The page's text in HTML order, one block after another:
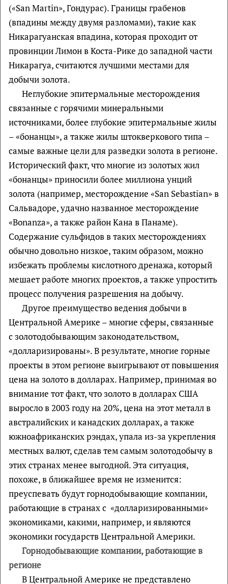
(«San Martin», Гондурас). Границы грабенов
(впадины между двумя разломами), такие как
Никарагуанская впадина, которая проходит от
провинции Лимон в Коста-Рике до западной части
Никарагуа, считаются лучшими местами для
добычи золота.
Неглубокие эпитермальные месторождения
связанные с горячими минеральными
источниками, более глубокие эпитермальные жилы
– «бонанцы», а также жилы штокверкового типа –
самые важные цели для разведки золота в регионе.
Исторический факт, что многие из золотых жил
«бонанцы» приносили более миллиона унций
золота (например, месторождение «San Sebastian» в
Сальвадоре, удачно названное месторождение
«Bonanza», а также район Кана в Панаме).
Содержание сульфидов в таких месторождениях
обычно довольно низкое, таким образом, можно
избежать проблемы кислотного дренажа, который
мешает работе многих проектов, а также упростить
процесс получения разрешения на добычу.
Другое преимущество ведения добычи в
Центральной Америке – многие сферы, связанные
с золотодобывающим законодательством,
«долларизированы». В результате, многие горные
проекты в этом регионе выигрывают от повышения
цена на золото в долларах. Например, принимая во
внимание тот факт, что золото в долларах США
выросло в 2003 году на 20%, цена на этот металл в
австралийских и канадских долларах, а также
южноафриканских рэндах, упала из-за укрепления
местных валют, сделав тем самым золотодобычу в
этих странах менее выгодной. Эта ситуация,
похоже, в ближайшее время не изменится:
преуспевать будут горнодобывающие компании,
работающие в странах с «долларизированными»
экономиками, какими, например, и являются
экономики государств Центральной Америки.
Горнодобывающие компании, работающие в
регионе
В Центральной Америке не представлено